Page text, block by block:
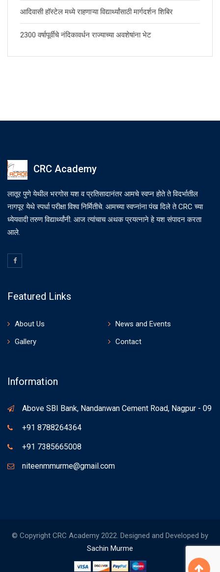
आदिवासी हॉस्टेल मध्ये राहणाऱ्या विद्यार्थ्यांसाठी मार्गदर्शन शिबिर
2300 वर्षापूर्वीचे नंदिकावर्धन राज्याच्या अवशेषांना भेट
CRC Academy
लातूर पुणे येथील भरगोस यश व प्रतिसादानंतर आमचे स्वप्न होते ते विदर्भातील
नागपूर येथे स्पर्धा परीक्षा विश्व निर्मितीचे. आमच्या स्वप्नांना पंख दिले ते CRC च्या
ध्येयवादी तरुण विद्यार्थ्यांनी. आज त्यांचाच अथक प्रयत्नाने हे यश संपादन करता
आले.
Featured Links
About Us
News and Events
Gallery
Contact
Information
Above SBI Bank, Nandanwan Cement Road, Nagpur - 09
+91 8788264364
+91 7385665008
niteenmmurme@gmail.com
© Copyright CRC Academy 2022. Designed and Developed by
Sachin Murme